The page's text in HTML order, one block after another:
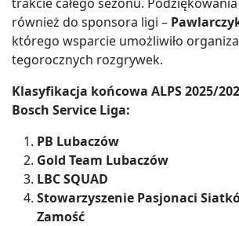
również do sponsora ligi –
którego wsparcie umożliwiło
tegorocznych rozgrywek.
Klasyfikacja końcowa ALPS 2025/
Bosch Service Liga:
PB Lubaczów
Gold Team Lubaczów
LBC SQUAD
Stowarzyszenie Pasjonaci
Zamość